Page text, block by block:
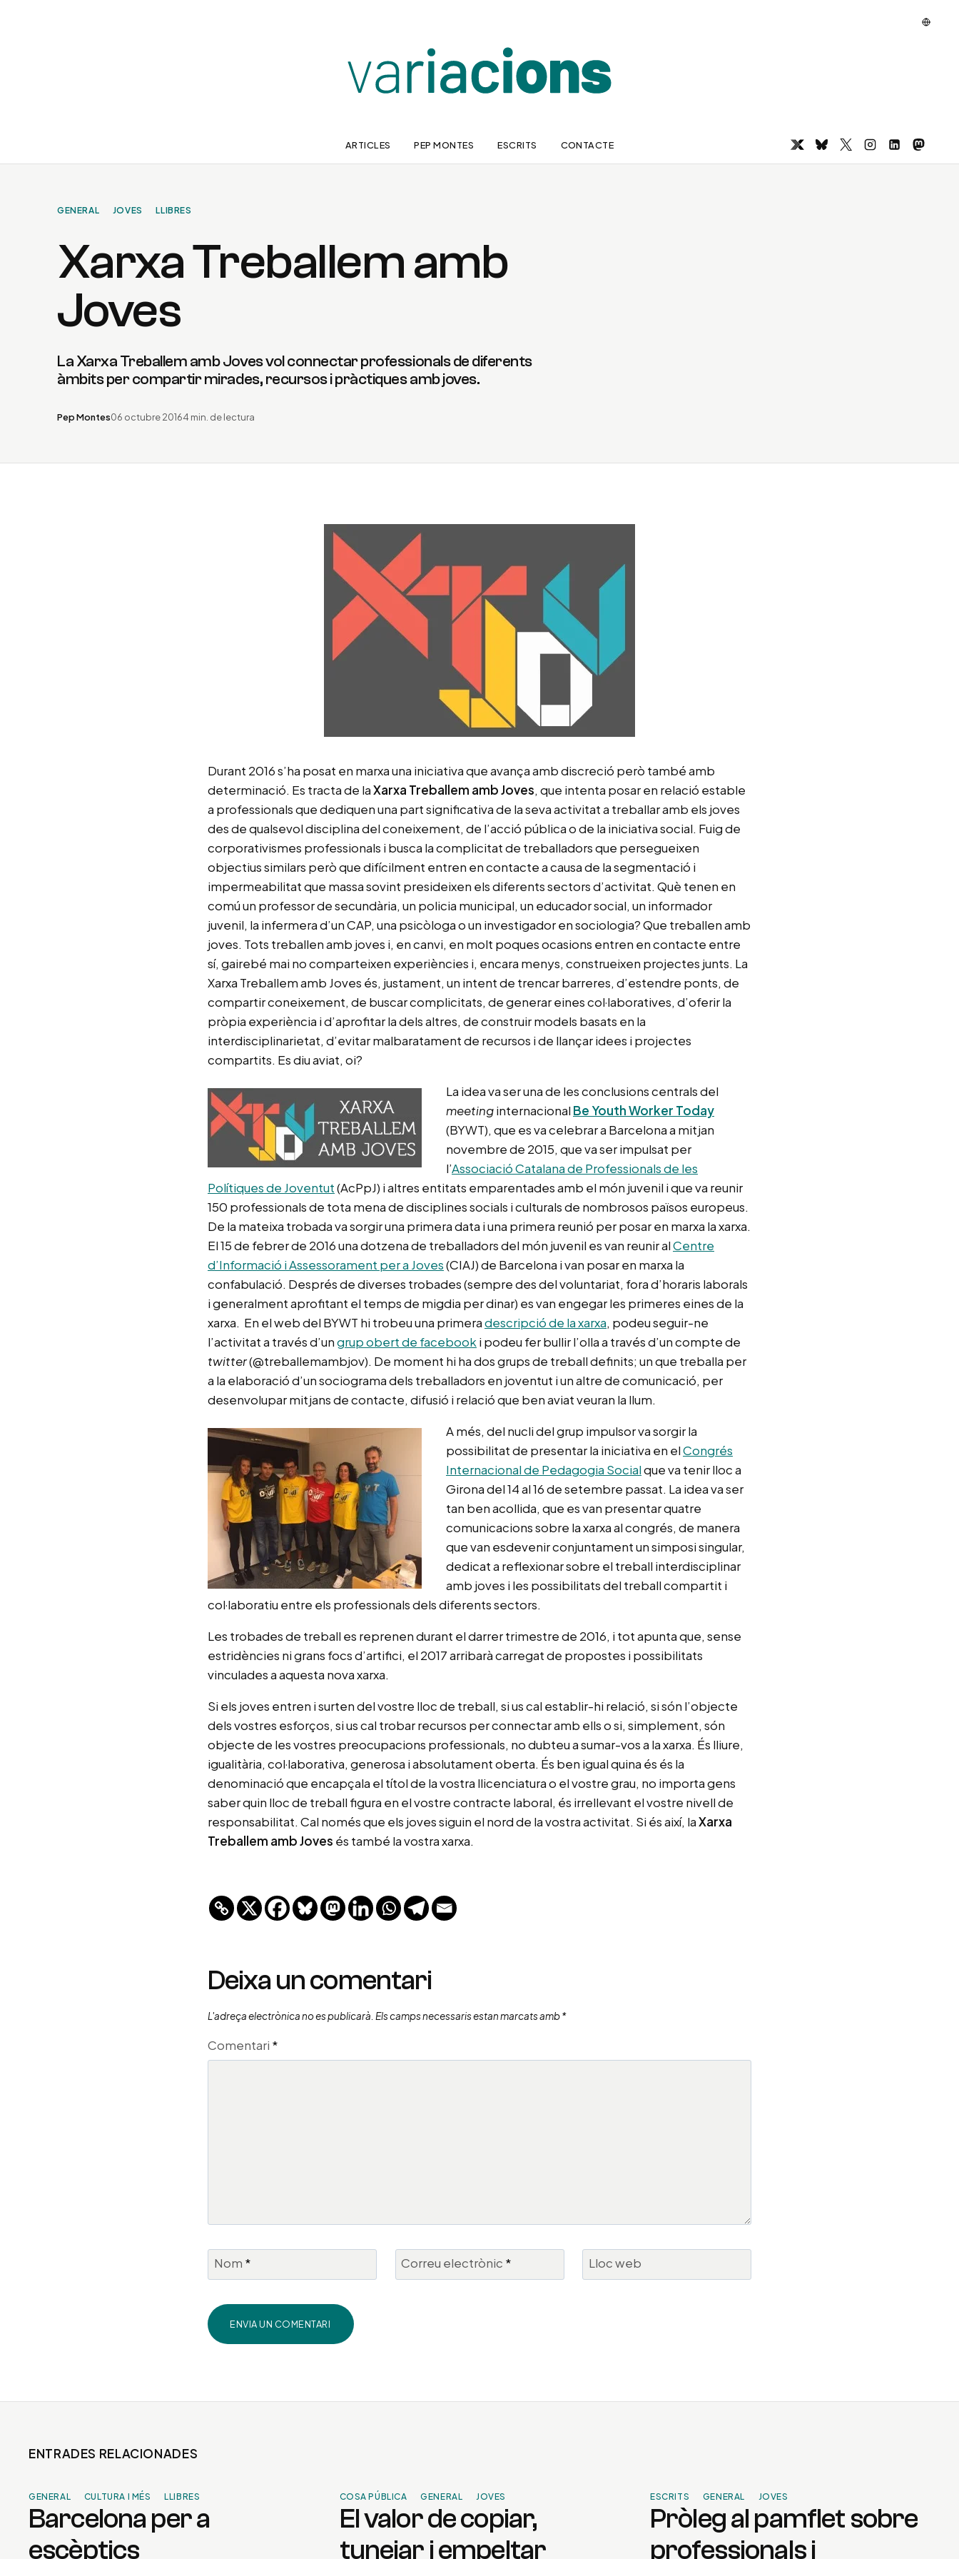
ARTICLES PEP MONTES ESCRITS CONTACTE
GENERAL JOVES LLIBRES
Xarxa Treballem amb
Joves
La Xarxa Treballem amb Joves vol connectar professionals de diferents
àmbits per compartir mirades, recursos i pràctiques amb joves.
Pep Montes06 octubre 20164 min. de lectura
Durant 2016 s’ha posat en marxa una iniciativa que avança amb discreció però també amb
determinació. Es tracta de laXarxa Treballem amb Joves, que intenta posar en relació estable
a professionals que dediquen una part significativa de la seva activitat a treballar amb els joves
des de qualsevol disciplina del coneixement, de l’acció pública o de la iniciativa social. Fuig de
corporativismes professionals i busca la complicitat de treballadors que persegueixen
objectius similars però que difícilment entren en contacte a causa de la segmentació i
impermeabilitat que massa sovint presideixen els diferents sectors d’activitat. Què tenen en
comú un professor de secundària, un policia municipal, un educador social, un informador
juvenil, la infermera d’un CAP, una psicòloga o un investigador en sociologia? Que treballen amb
joves. Tots treballen amb joves i, en canvi, en molt poques ocasions entren en contacte entre
sí, gairebé mai no comparteixen experiències i, encara menys, construeixen projectes junts. La
Xarxa Treballem amb Joves és, justament, un intent de trencar barreres, d’estendre ponts, de
compartir coneixement, de buscar complicitats, de generar eines col·laboratives, d’oferir la
pròpia experiència i d’aprofitar la dels altres, de construir models basats en la
interdisciplinarietat, d’evitar malbaratament de recursos i de llançar idees i projectes
compartits. Es diu aviat, oi?
La idea va ser una de les conclusions centrals del
meetinginternacional Be Youth Worker Today
(BYWT), que es va celebrar a Barcelona a mitjan
novembre de 2015, que va ser impulsat per
l’Associació Catalana de Professionals de les
Polítiques de Joventut(AcPpJ) i altres entitats emparentades amb el món juvenil i que va reunir
150 professionals de tota mena de disciplines socials i culturals de nombrosos països europeus.
De la mateixa trobada va sorgir una primera data i una primera reunió per posar en marxa la xarxa.
El 15 de febrer de 2016 una dotzena de treballadors del món juvenil es van reunir alCentre
d’Informació i Assessorament per a Joves(CIAJ) de Barcelona i van posar en marxa la
confabulació. Després de diverses trobades (sempre des del voluntariat, fora d’horaris laborals
i generalment aprofitant el temps de migdia per dinar) es van engegar les primeres eines de la
xarxa. En el web del BYWT hi trobeu una primeradescripció de la xarxa, podeu seguir-ne
l’activitat a través d’ungrup obert de facebooki podeu fer bullir l’olla a través d’un compte de
twitter(@treballemambjov). De moment hi ha dos grups de treball definits; un que treballa per
a la elaboració d’un sociograma dels treballadors en joventut i un altre de comunicació, per
desenvolupar mitjans de contacte, difusió i relació que ben aviat veuran la llum.
A més, del nucli del grup impulsor va sorgir la
possibilitat de presentar la iniciativa en elCongrés
Internacional de Pedagogia Socialque va tenir lloc a
Girona del 14 al 16 de setembre passat. La idea va ser
tan ben acollida, que es van presentar quatre
comunicacions sobre la xarxa al congrés, de manera
que van esdevenir conjuntament un simposi singular,
dedicat a reflexionar sobre el treball interdisciplinar
amb joves i les possibilitats del treball compartit i
col·laboratiu entre els professionals dels diferents sectors.
Les trobades de treball es reprenen durant el darrer trimestre de 2016, i tot apunta que, sense
estridències ni grans focs d’artifici, el 2017 arribarà carregat de propostes i possibilitats
vinculades a aquesta nova xarxa.
Si els joves entren i surten del vostre lloc de treball, si us cal establir-hi relació, si són l’objecte
dels vostres esforços, si us cal trobar recursos per connectar amb ells o si, simplement, són
objecte de les vostres preocupacions professionals, no dubteu a sumar-vos a la xarxa. És lliure,
igualitària, col·laborativa, generosa i absolutament oberta. És ben igual quina és és la
denominació que encapçala el títol de la vostra llicenciatura o el vostre grau, no importa gens
saber quin lloc de treball figura en el vostre contracte laboral, és irrellevant el vostre nivell de
responsabilitat. Cal només que els joves siguin el nord de la vostra activitat. Si és així, laXarxa
Treballem amb Joves és també la vostra xarxa.
Deixa un comentari
L'adreça electrònica no es publicarà. Els camps necessaris estan marcats amb*
Comentari *
Nom * Correu electrònic * Lloc web
ENTRADES RELACIONADES
GENERAL CULTURA I MÉS LLIBRES
Barcelona per a
escèptics
COSA PÚBLICA GENERAL JOVES
El valor de copiar,
tunejar i empeltar
ESCRITS GENERAL JOVES
Pròleg al pamflet sobre
professionals i